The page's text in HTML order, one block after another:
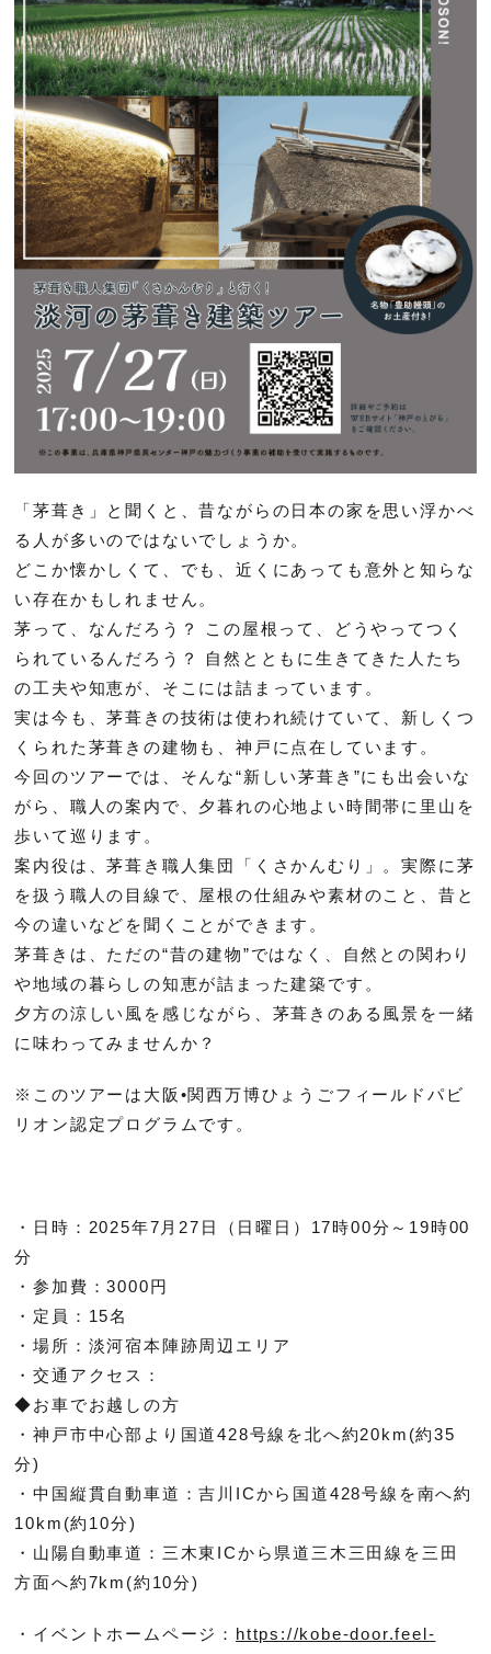
「茅葺き」と聞くと、昔ながらの日本の家を思い浮かべ
る人が多いのではないでしょうか。
どこか懐かしくて、でも、近くにあっても意外と知らな
い存在かもしれません。
茅って、なんだろう？ この屋根って、どうやってつく
られているんだろう？ 自然とともに生きてきた人たち
の工夫や知恵が、そこには詰まっています。
実は今も、茅葺きの技術は使われ続けていて、新しくつ
くられた茅葺きの建物も、神戸に点在しています。
今回のツアーでは、そんな“新しい茅葺き”にも出会いな
がら、職人の案内で、夕暮れの心地よい時間帯に里山を
歩いて巡ります。
案内役は、茅葺き職人集団「くさかんむり」。実際に茅
を扱う職人の目線で、屋根の仕組みや素材のこと、昔と
今の違いなどを聞くことができます。
茅葺きは、ただの“昔の建物”ではなく、自然との関わり
や地域の暮らしの知恵が詰まった建築です。
夕方の涼しい風を感じながら、茅葺きのある風景を一緒
に味わってみませんか？
※このツアーは大阪•関西万博ひょうごフィールドパビ
リオン認定プログラムです。
・日時：2025年7月27日（日曜日）17時00分～19時00
分
・参加費：3000円
・定員：15名
・場所：淡河宿本陣跡周辺エリア
・交通アクセス：
◆お車でお越しの方
・神戸市中心部より国道428号線を北へ約20km(約35
分)
・中国縦貫自動車道：吉川ICから国道428号線を南へ約
10km(約10分)
・山陽自動車道：三木東ICから県道三木三田線を三田
方面へ約7km(約10分)
・イベントホームページ： https://kobe-door.feel-